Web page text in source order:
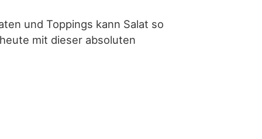
und Toppings kann Salat so
mit dieser absoluten